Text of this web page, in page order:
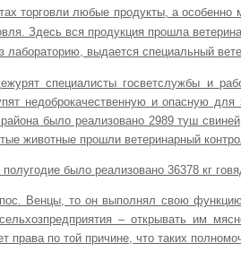
торговли любые продукты, а
Здесь вся продукция прошла
выдается специальный
специалисты госветслужбы и
недоброкачественную и опасную
было реализовано 2989 туш
животные прошли ветеринарный
было реализовано 36378 кг
Венцы, то он выполнял свою
– открывать им
права по той причине, что таких